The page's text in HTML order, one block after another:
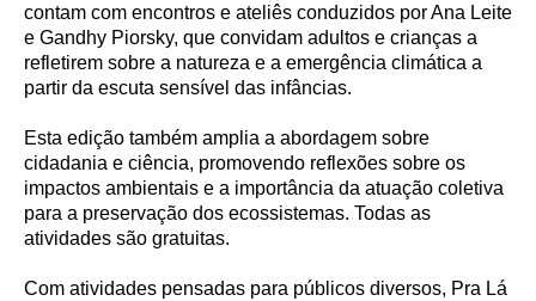
contam com encontros e ateliês conduzidos por Ana Leite
e Gandhy Piorsky, que convidam adultos e crianças a
refletirem sobre a natureza e a emergência climática a
partir da escuta sensível das infâncias.
Esta edição também amplia a abordagem sobre
cidadania e ciência, promovendo reflexões sobre os
impactos ambientais e a importância da atuação coletiva
para a preservação dos ecossistemas. Todas as
atividades são gratuitas.
Com atividades pensadas para públicos diversos, Pra Lá